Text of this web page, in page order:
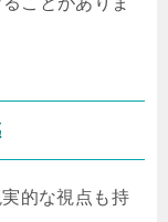
的な視点も持